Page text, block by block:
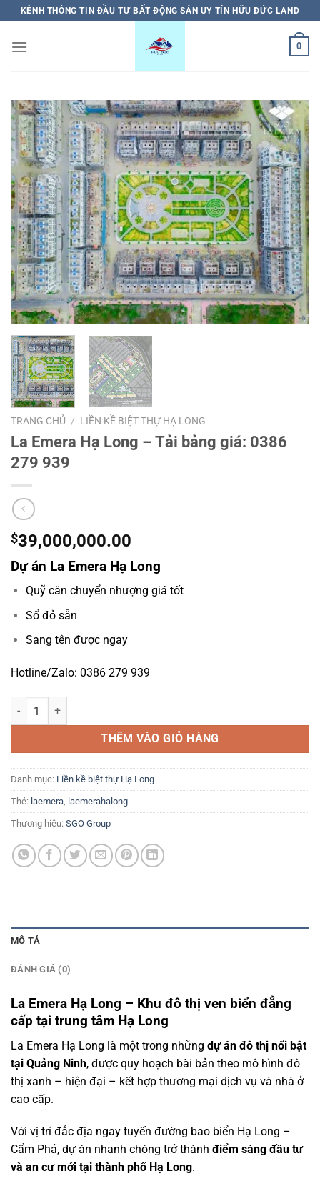
qua
nội
KÊNH THÔNG TIN ĐẦU TƯ BẤT ĐỘNG SẢN UY TÍN HỮU ĐỨC LAND
0
TRANG CHỦ / LIỀN KỀ BIỆT THỰ HẠ LONG
La Emera Hạ Long – Tải bảng giá: 0386
279 939
$39,000,000.00
Dự án La Emera Hạ Long
Quỹ căn chuyển nhượng giá tốt
Sổ đỏ sẵn
Sang tên được ngay
Hotline/Zalo: 0386 279 939
La Emera Hạ Long – Tải bảng giá: 0386 279 939 số lượng
THÊM VÀO GIỎ HÀNG
Danh mục: Liền kề biệt thự Hạ Long
Thẻ: laemera laemerahalong
Thương hiệu: SGO Group
MÔ TẢ
ĐÁNH GIÁ (0)
La Emera Hạ Long – Khu đô thị ven biển đẳng
cấp tại trung tâm Hạ Long
La Emera Hạ Long là một trong những dự án đô thị nổi bật
tại Quảng Ninh, được quy hoạch bài bản theo mô hình đô
thị xanh – hiện đại – kết hợp thương mại dịch vụ và nhà ở
cao cấp.
Với vị trí đắc địa ngay tuyến đường bao biển Hạ Long –
Cẩm Phả, dự án nhanh chóng trở thành điểm sáng đầu tư
và an cư mới tại thành phố Hạ Long.